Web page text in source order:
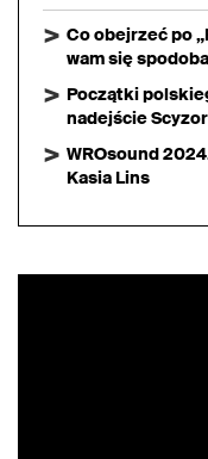
Co obejrzeć po
wam się
Początki
nadejście
WROsound
Kasia Lins